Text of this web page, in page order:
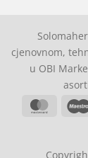
cjenovnom,
u OBI